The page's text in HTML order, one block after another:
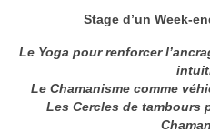
AGENDA des
Stage YOGA et
Stage MANTRA et
Stage KRIYA et
Stage d’un Week-
Le Yoga pour renforcer
Le Chamanisme comme
Les Cercles de tambours